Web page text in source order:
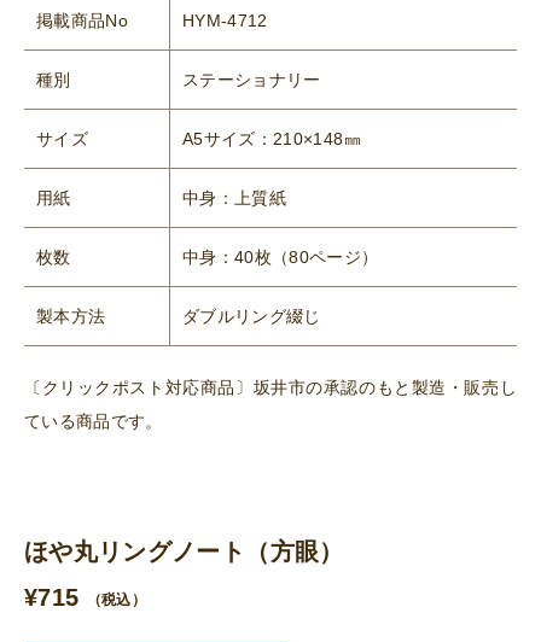
掲載商品No HYM-4712
種別 ステーショナリー
サイズ A5サイズ：210×148㎜
用紙 中身：上質紙
枚数 中身：40枚（80ページ）
製本方法 ダブルリング綴じ
〔クリックポスト対応商品〕坂井市の承認のもと製造・販売し
ている商品です。
ほや丸リングノート（方眼）
¥715 （税込）